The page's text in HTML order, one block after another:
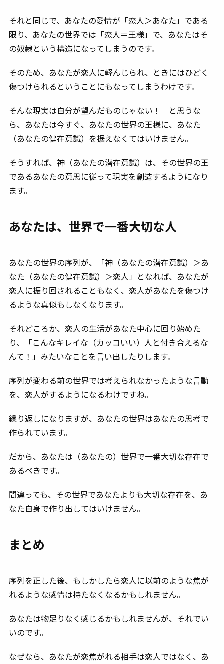
それと同じで、あなたの愛情が「恋人＞あなた」である
限り、あなたの世界では「恋人＝王様」で、あなたはそ
の奴隷という構造になってしまうのです。
そのため、あなたが恋人に軽んじられ、ときにはひどく
傷つけられるということにもなってしまうわけです。
そんな現実は自分が望んだものじゃない！ と思うな
ら、あなたは今すぐ、あなたの世界の王様に、あなた
（あなたの健在意識）を据えなくてはいけません。
そうすれば、神（あなたの潜在意識）は、その世界の王
であるあなたの意思に従って現実を創造するようになり
ます。
あなたは、世界で一番大切な人
あなたの世界の序列が、「神（あなたの潜在意識）＞あ
なた（あなたの健在意識）＞恋人」となれば、あなたが
恋人に振り回されることもなく、恋人があなたを傷つけ
るような真似もしなくなります。
それどころか、恋人の生活があなた中心に回り始めた
り、「こんなキレイな（カッコいい）人と付き合えるな
んて！」みたいなことを言い出したりします。
序列が変わる前の世界では考えられなかったような言動
を、恋人がするようになるわけですね。
繰り返しになりますが、あなたの世界はあなたの思考で
作られています。
だから、あなたは（あなたの）世界で一番大切な存在で
あるべきです。
間違っても、その世界であなたよりも大切な存在を、あ
なた自身で作り出してはいけません。
まとめ
序列を正した後、もしかしたら恋人に以前のような焦が
れるような感情は持たなくなるかもしれません。
あなたは物足りなく感じるかもしれませんが、それでい
いのです。
なぜなら、あなたが恋焦がれる相手は恋人ではなく、あ